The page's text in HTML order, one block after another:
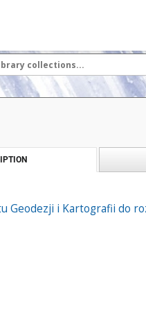
Geodezji i Kartografii do